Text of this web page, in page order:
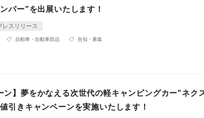
パー"を出展いたします！
レスリリース
自動車・自動車部品 告知・募集
ン】夢をかなえる次世代の軽キャンピングカー"ネク
引きキャンペーンを実施いたします！